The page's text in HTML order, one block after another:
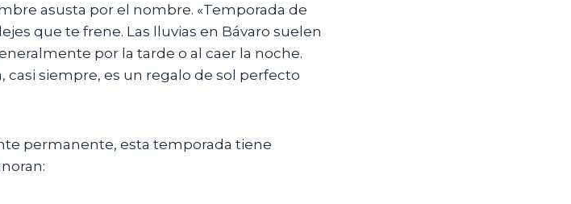
asusta por el nombre. «Temporada de
que te frene. Las lluvias en Bávaro suelen
por la tarde o al caer la noche.
casi siempre, es un regalo de sol perfecto
permanente, esta temporada tiene